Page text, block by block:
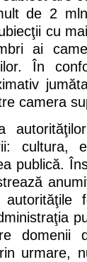
de 2
cu
ai
În
camera
cultura,
publică.
autorităţile
urmare,